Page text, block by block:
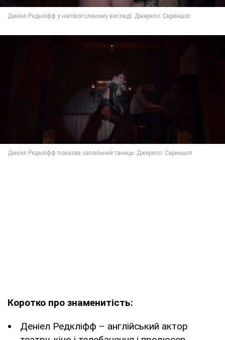
Коротко про знаменитість:
Деніел Редкліфф – англійський актор